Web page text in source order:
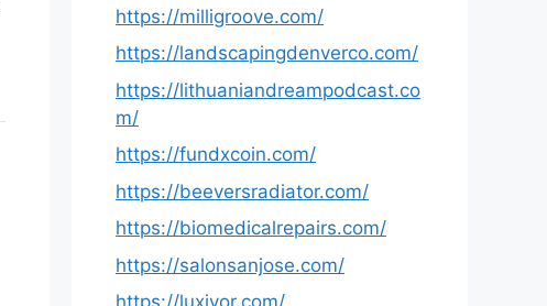
https://milligroove.com/
https://landscapingdenverco.com/
https://lithuaniandreampodcast.co
m/
https://fundxcoin.com/
https://beeversradiator.com/
https://biomedicalrepairs.com/
https://salonsanjose.com/
https://luxivor.com/